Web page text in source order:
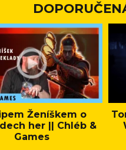
Ženíškem o
her || Chléb &
Games